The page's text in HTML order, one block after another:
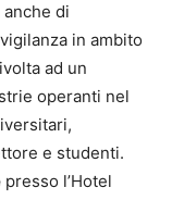
di
in ambito
ad un
operanti nel
e studenti.
presso l’Hotel